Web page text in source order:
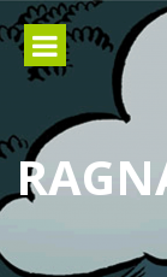
Aller
au
contenu